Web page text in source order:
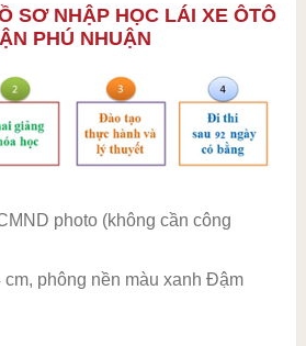
SƠ NHẬP HỌC LÁI XE ÔTÔ
PHÚ NHUẬN
photo (không cần công
cm, phông nền màu xanh Đậm